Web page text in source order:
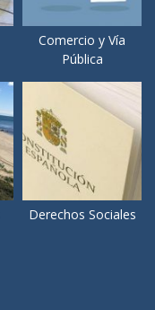
Comercio y Vía
Pública
Derechos Sociales